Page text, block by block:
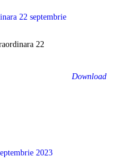
22 septembrie
22
Download
2023